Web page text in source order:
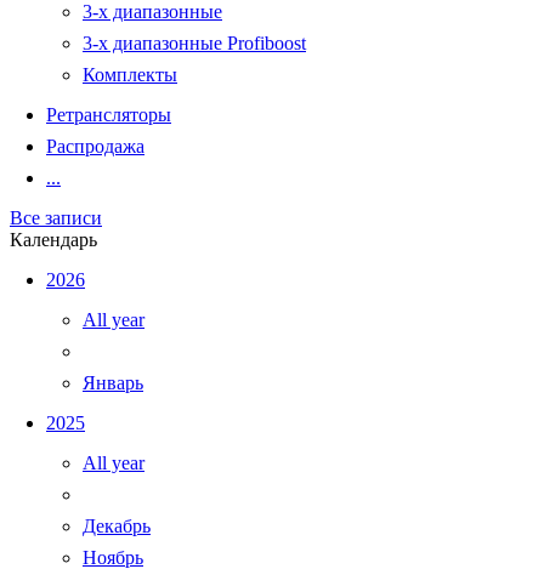
3-х диапазонные
3-х диапазонные Profiboost
Комплекты
Ретрансляторы
Распродажа
...
Все записи
Календарь
2026
All year
Январь
2025
All year
Декабрь
Ноябрь